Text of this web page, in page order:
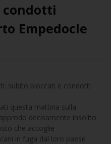
condotti
Empedocle
questa mattina sulla
decisamente insolito
che accoglie
in fuga dal loro paese